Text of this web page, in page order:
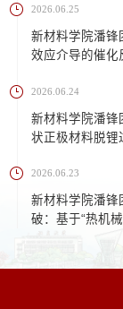
2026.06.25
新材料学院潘锋
效应介导的催化
2026.06.24
新材料学院潘锋
状正极材料脱锂
2026.06.23
新材料学院潘锋
破：基于“热机